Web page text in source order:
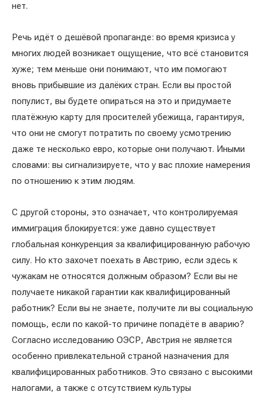
нет.
Речь идёт о дешёвой пропаганде: во время кризиса у
многих людей возникает ощущение, что всё становится
хуже; тем меньше они понимают, что им помогают
вновь прибывшие из далёких стран. Если вы простой
популист, вы будете опираться на это и придумаете
платёжную карту для просителей убежища, гарантируя,
что они не смогут потратить по своему усмотрению
даже те несколько евро, которые они получают. Иными
словами: вы сигнализируете, что у вас плохие намерения
по отношению к этим людям.
С другой стороны, это означает, что контролируемая
иммиграция блокируется: уже давно существует
глобальная конкуренция за квалифицированную рабочую
силу. Но кто захочет поехать в Австрию, если здесь к
чужакам не относятся должным образом? Если вы не
получаете никакой гарантии как квалифицированный
работник? Если вы не знаете, получите ли вы социальную
помощь, если по какой-то причине попадёте в аварию?
Согласно исследованию ОЭСР, Австрия не является
особенно привлекательной страной назначения для
квалифицированных работников. Это связано с высокими
налогами, а также с отсутствием культуры